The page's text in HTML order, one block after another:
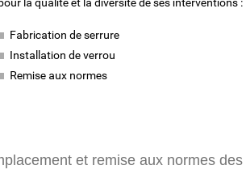
et remise aux normes